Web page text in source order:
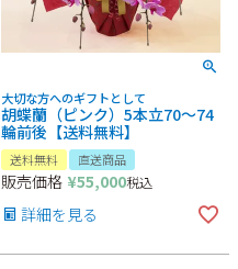
大切な方へのギフトとして
胡蝶蘭（ピンク）5本立70～74
輪前後【送料無料】
送料無料 直送商品
販売価格 ¥55,000税込
詳細を見る